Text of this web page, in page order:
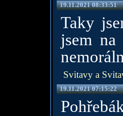
19.11.2021 08:33:51
Taky
jsem
Svitavy a
19.11.2021 07:15:22